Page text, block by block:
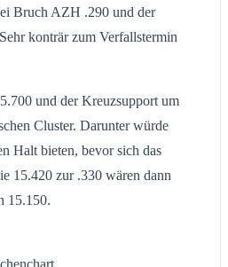
Bruch AZH .290 und der
konträr zum Verfallstermin
und der Kreuzsupport um
Cluster. Darunter würde
Halt bieten, bevor sich das
15.420 zur .330 wären dann
15.150.